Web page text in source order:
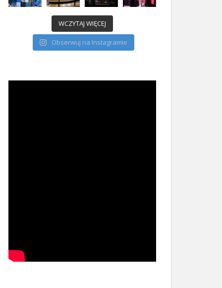
WCZYTAJ WIĘCEJ
Obserwuj na Instagramie